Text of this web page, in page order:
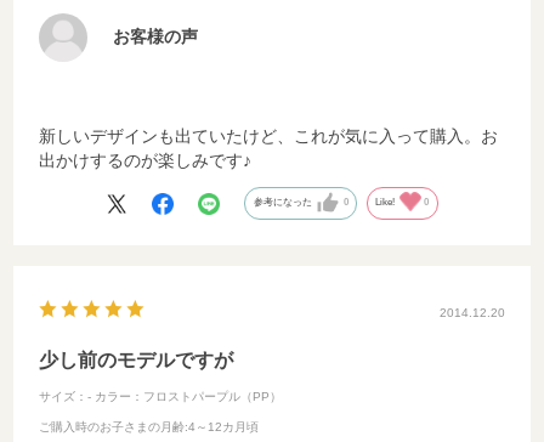
お客様の声
新しいデザインも出ていたけど、これが気に入って購入。お
出かけするのが楽しみです♪
参考になった 0 Like! 0
2014.12.20
少し前のモデルですが
サイズ：- カラー：フロストパープル（PP）
ご購入時のお子さまの月齢:4～12カ月頃